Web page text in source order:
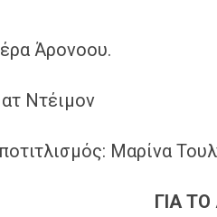
Άρονοου.
Ντέιμον
Μαρίνα
ΓΙΑ ΤΟ